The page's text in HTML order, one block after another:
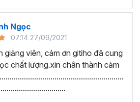
Sheets, cách chia sẻ tài liệu và làm
- Nhập dữ liệu, kẻ bảng và một số
xử lý thông tin bằng các hàm xử lý
Ngọc
07:14 27/09/2021
giảng viên, cảm ơn gitiho đã cung
chất lượng.xin chân thành cảm